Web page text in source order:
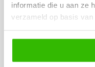
informatie die u aan ze
verzameld op basis